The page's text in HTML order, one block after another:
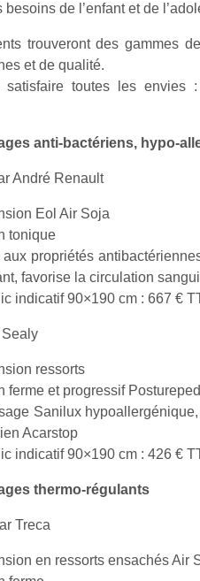
besoins de l’enfant et de
trouveront des gammes
et de qualité.
satisfaire toutes les envies
anti-bactériens, hypo-
André Renault
Eol Air Soja
tonique
propriétés
favorise la circulation
indicatif 90×190 cm : 667 €
ressorts
ferme et progressif
Sanilux
Acarstop
indicatif 90×190 cm : 426 €
thermo-régulants
Treca
en ressorts ensachés Air
…